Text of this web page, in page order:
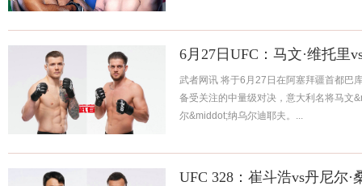
6月27日UFC：马文·维托里
武者网讯 将于6月27日在阿塞拜疆首都巴
备受关注的中量级对决，意大利名将马文
尔&middot;纳乌尔迪耶夫。...
UFC 328：崔斗浩vs丹尼尔·